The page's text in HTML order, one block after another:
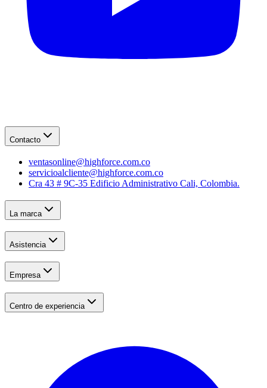
Contacto
ventasonline@highforce.com.co
servicioalcliente@highforce.com.co
Cra 43 # 9C-35 Edificio Administrativo Cali, Colombia.
La marca
Asistencia
Empresa
Centro de experiencia